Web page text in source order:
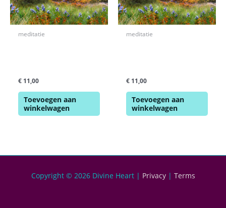
meditatie
€ 11,00
Toevoegen aan
winkelwagen
meditatie
€ 11,00
Toevoegen aan
winkelwagen
Copyright © 2026 Divine Heart| Privacy| Terms